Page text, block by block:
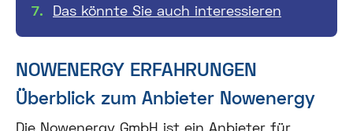
Das könnte Sie auch interessieren
NOWENERGY ERFAHRUNGEN
Überblick zum Anbieter Nowenergy
Die Nowenergy GmbH ist ein Anbieter für